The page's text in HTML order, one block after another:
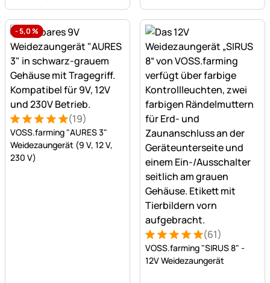
-5,0%
Bewertung: 5 von 5 (19 Bewertungen)
19 Bewertungen
(19)
VOSS.farming "AURES 3"
Weidezaungerät (9 V, 12 V,
230 V)
Bewertung: 5 von 5 (61
61 Bewertungen
(61)
VOSS.farming "SIRUS 8" -
12V Weidezaungerät